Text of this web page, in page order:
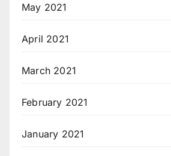
May 2021
April 2021
March 2021
February 2021
January 2021